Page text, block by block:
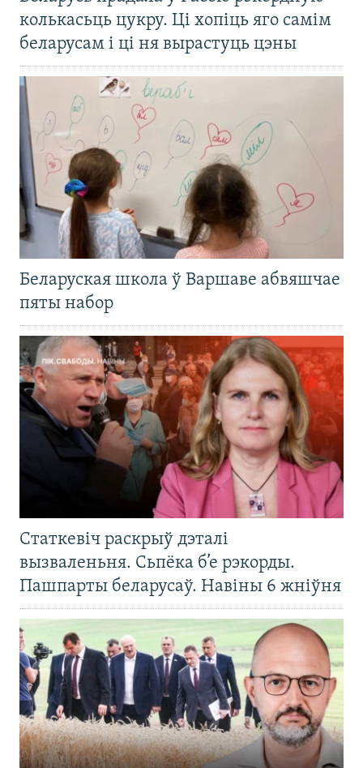
колькасьць цукру. Ці хопіць яго самім
беларусам і ці ня вырастуць цэны
Беларуская школа ў Варшаве абвяшчае
пяты набор
Статкевіч раскрыў дэталі
вызваленьня. Сьпёка б’е рэкорды.
Пашпарты беларусаў. Навіны 6 жніўня